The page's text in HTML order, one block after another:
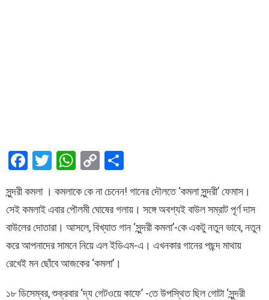
F
ce
b
o
o
T
tt
er
W
at
s
A
p
C
py
Li
n
k
ar
e
সুন্দরী কমলা । কমলাকে কে না চেনেন! গানের দৌলতে ‘কমলা সুন্দরী’ ফেমাস।
সেই কমলাই এবার পৌলমী ঘোষের গলায়। সঙ্গে অবশ্যই বাউল সম্রাট পূর্ণ দাস
বাউলের দোতারা। আসলে, বিখ্যাত গান ‘সুন্দরী কমলা’-কে একটু নতুন ভাবে, নতুন
করে আপনাদের সামনে নিয়ে এল ইডিএম-এ। এখনকার গানের পছন্দ মাথায়
রেখেই মন ছোঁবে আজকের ‘কমলা’।
১৮ ডিসেম্বর, শুক্রবার ‘দ্য গেটওয়ে কাফে’ -তে উপস্থিত ছিল গোটা ‘সুন্দরী